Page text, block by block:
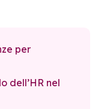
per
dell’HR nel